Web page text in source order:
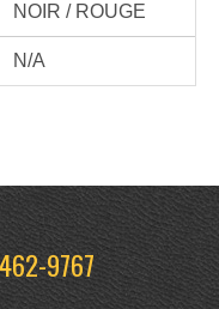
NOIR / ROUGE
N/A
9767